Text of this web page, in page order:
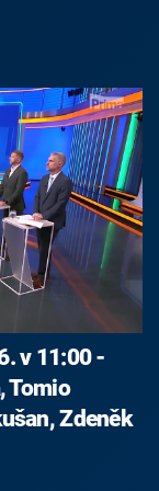
v 11:00 -
Tomio
Zdeněk